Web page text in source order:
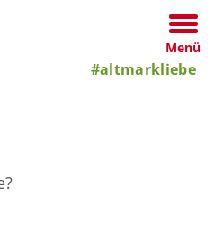
Menü
#altmarkliebe